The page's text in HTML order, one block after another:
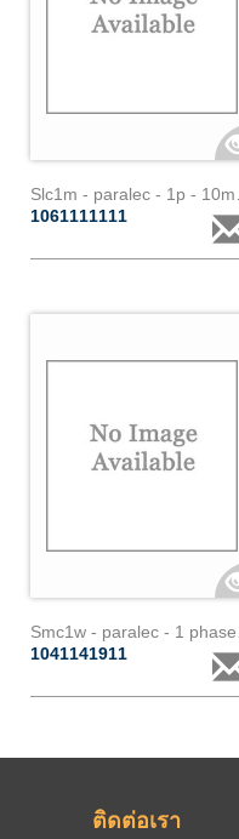
1061111111
1041141911
ติดต่อเรา